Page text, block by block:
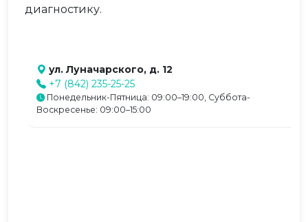
диагностику.
ул. Луначарского, д. 12
+7 (842) 235-25-25
Понедельник-Пятница: 09:00–19:00, Суббота-
Воскресенье: 09:00–15:00